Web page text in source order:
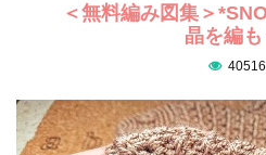
＜無料編み図集＞
晶を編も
40516